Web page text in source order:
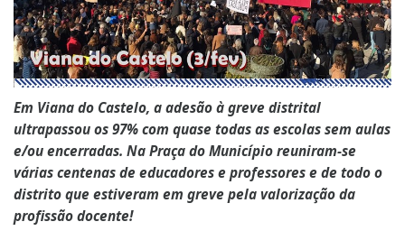
Em Viana do Castelo, a adesão à greve distrital
ultrapassou os 97% com quase todas as escolas sem aulas
e/ou encerradas. Na Praça do Município reuniram-se
várias centenas de educadores e professores e de todo o
distrito que estiveram em greve pela valorização da
profissão docente!